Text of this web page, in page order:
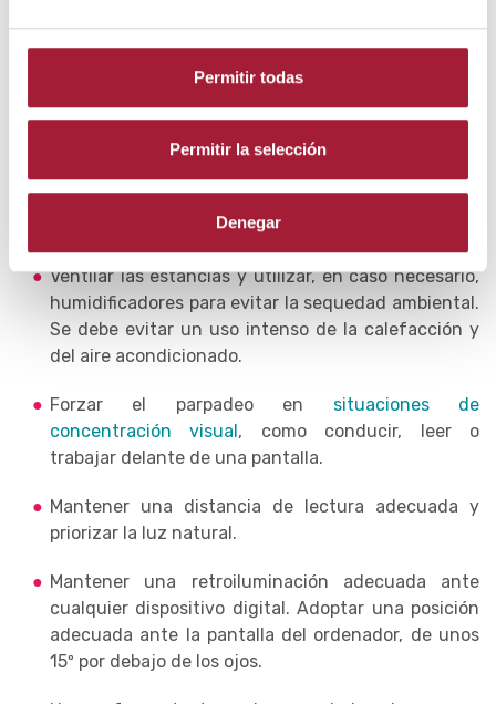
Permitir todas
Permitir la selección
Denegar
Otras medidas para tratar la sequedad
Como además del uso de lentillas hay otros factores
que provocan la aparición de ojo seco, existen otras
medidas genéricas complementarias y no
farmacológicas que son recomendables en las rutinas
diarias. Son las siguientes:
Ventilar las estancias y utilizar, en caso necesario,
humidificadores para evitar la sequedad ambiental.
Se debe evitar un uso intenso de la calefacción y
del aire acondicionado.
Forzar el parpadeo en situaciones de
concentración visual, como conducir, leer o
trabajar delante de una pantalla.
Mantener una distancia de lectura adecuada y
priorizar la luz natural.
Mantener una retroiluminación adecuada ante
cualquier dispositivo digital. Adoptar una posición
adecuada ante la pantalla del ordenador, de unos
15º por debajo de los ojos.